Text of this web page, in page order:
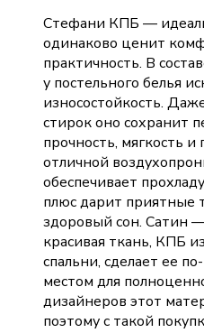
Стефани КПБ —
одинаково ценит
практичность. В
у постельного белья
износостойкость.
стирок оно сохранит
прочность, мягкость
отличной
обеспечивает
плюс дарит приятные
здоровый сон. Сатин
красивая ткань, КПБ
спальни, сделает ее
местом для
дизайнеров этот
поэтому с такой